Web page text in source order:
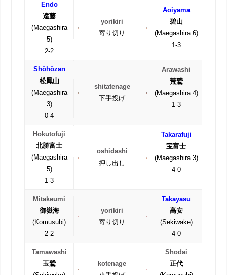
Endo
遠藤
(Maegashira
5)
2-2
yorikiri
寄り切り
Aoiyama
碧山
(Maegashira 6)
1-3
Shôhôzan
松鳳山
(Maegashira
3)
0-4
shitatenage
下手投げ
Arawashi
荒鷲
(Maegashira 4)
1-3
Hokutofuji
北勝富士
(Maegashira
5)
1-3
oshidashi
押し出し
Takarafuji
宝富士
(Maegashira 3)
4-0
Mitakeumi
御嶽海
(Komusubi)
2-2
yorikiri
寄り切り
Takayasu
高安
(Sekiwake)
4-0
Tamawashi
玉鷲
kotenage
Shodai
正代